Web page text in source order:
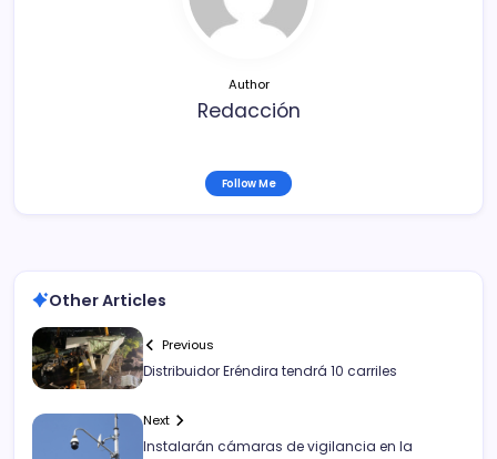
Author
Redacción
Follow Me
Other Articles
Previous
Distribuidor Eréndira tendrá 10 carriles
Next
Instalarán cámaras de vigilancia en la